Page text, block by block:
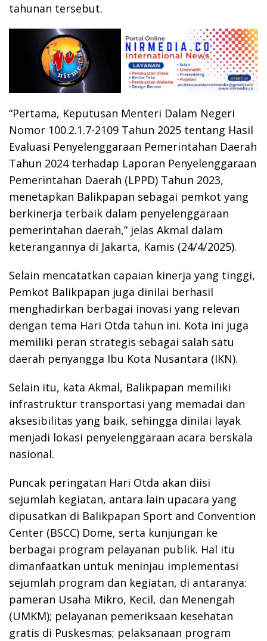
tahunan tersebut.
“Pertama, Keputusan Menteri Dalam Negeri
Nomor 100.2.1.7-2109 Tahun 2025 tentang Hasil
Evaluasi Penyelenggaraan Pemerintahan Daerah
Tahun 2024 terhadap Laporan Penyelenggaraan
Pemerintahan Daerah (LPPD) Tahun 2023,
menetapkan Balikpapan sebagai pemkot yang
berkinerja terbaik dalam penyelenggaraan
pemerintahan daerah,” jelas Akmal dalam
keterangannya di Jakarta, Kamis (24/4/2025).
Selain mencatatkan capaian kinerja yang tinggi,
Pemkot Balikpapan juga dinilai berhasil
menghadirkan berbagai inovasi yang relevan
dengan tema Hari Otda tahun ini. Kota ini juga
memiliki peran strategis sebagai salah satu
daerah penyangga Ibu Kota Nusantara (IKN).
Selain itu, kata Akmal, Balikpapan memiliki
infrastruktur transportasi yang memadai dan
aksesibilitas yang baik, sehingga dinilai layak
menjadi lokasi penyelenggaraan acara berskala
nasional.
Puncak peringatan Hari Otda akan diisi
sejumlah kegiatan, antara lain upacara yang
dipusatkan di Balikpapan Sport and Convention
Center (BSCC) Dome, serta kunjungan ke
berbagai program pelayanan publik. Hal itu
dimanfaatkan untuk meninjau implementasi
sejumlah program dan kegiatan, di antaranya:
pameran Usaha Mikro, Kecil, dan Menengah
(UMKM); pelayanan pemeriksaan kesehatan
gratis di Puskesmas; pelaksanaan program